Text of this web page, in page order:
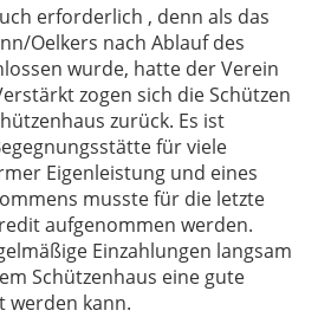
erforderlich , denn als das
Oelkers nach Ablauf des
wurde, hatte der Verein
zogen sich die Schützen
zurück. Es ist
für viele
Eigenleistung und eines
musste für die letzte
aufgenommen werden.
Einzahlungen langsam
Schützenhaus eine gute
werden kann.